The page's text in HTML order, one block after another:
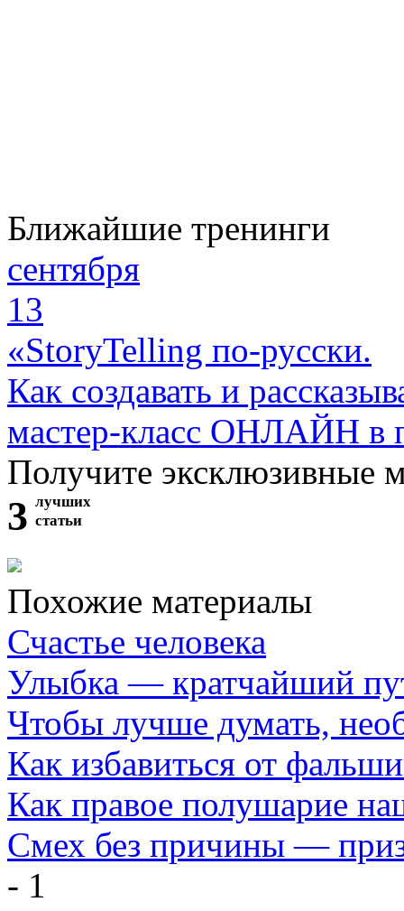
Ближайшие тренинги
сентября
13
«StoryTelling по-русски.
Как создавать и
мастер-класс ОНЛАЙН в
Получите эксклюзивные
3 лучших
статьи
Похожие материалы
Счастье человека
Улыбка — кратчайший
Чтобы лучше думать,
Как избавиться от
Как правое полушарие
Смех без причины —
- 1